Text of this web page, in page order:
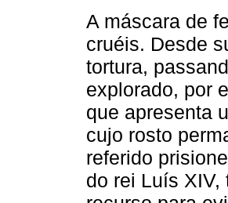
A máscara de
cruéis. Desde
tortura,
explorado, por
que apresenta
cujo rosto
referido
do rei Luís